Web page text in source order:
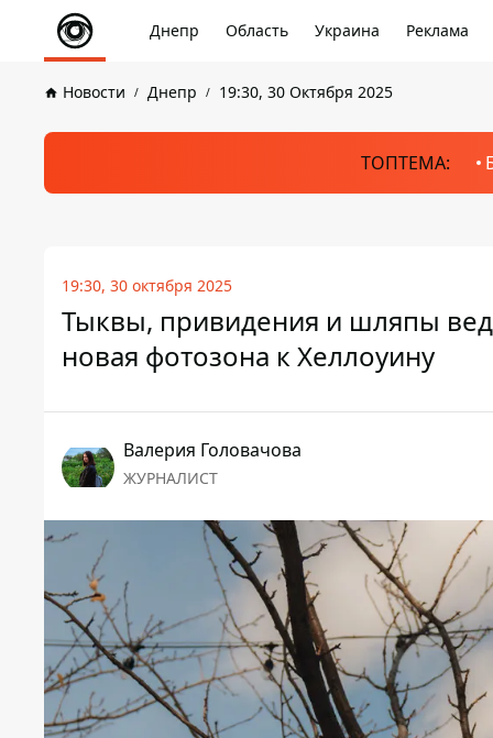
Днепр Область Украина Реклама
Новости Днепр 19:30, 30 Октября 2025
ТОПТЕМА:
19:30, 30 октября 2025
Тыквы, привидения и шляпы
новая фотозона к Хеллоуину
Валерия Головачова
ЖУРНАЛИСТ